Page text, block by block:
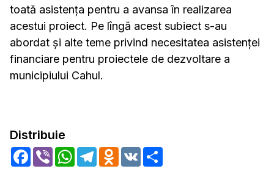
toată asistența pentru a avansa în realizarea
acestui proiect. Pe lîngă acest subiect s-au
abordat și alte teme privind necesitatea asistenței
financiare pentru proiectele de dezvoltare a
municipiului Cahul.
Distribuie
Facebook
Viber WhatsApp
TelegramOdnoklassniki
VK